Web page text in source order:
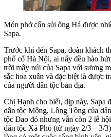
Món phở cốn sủi ông Há được
Sapa.
Trước khi đến Sapa, đoàn khách
phố cổ Hà Nội, ai nấy đều hào
trời mây núi của Sapa với sương
sắc hoa xuân và đặc biệt là được
của người dân tộc bản địa.
Chị Hạnh cho biết, dịp này, Sapa
dân tộc Mông, Lồng Tồng của
tộc Dao đỏ nhưng vẫn còn 2 lễ
dân tộc Xá Phó (từ ngày 2/3 – 3/